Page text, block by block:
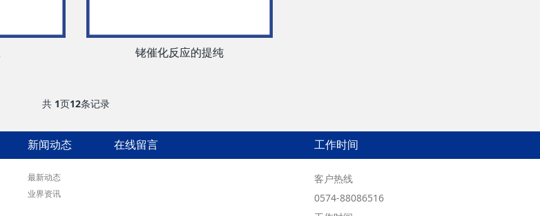
铑催化反应的提纯
共 1页12条记录
新闻动态
最新动态
业界资讯
在线留言 工作时间
客户热线
0574-88086516